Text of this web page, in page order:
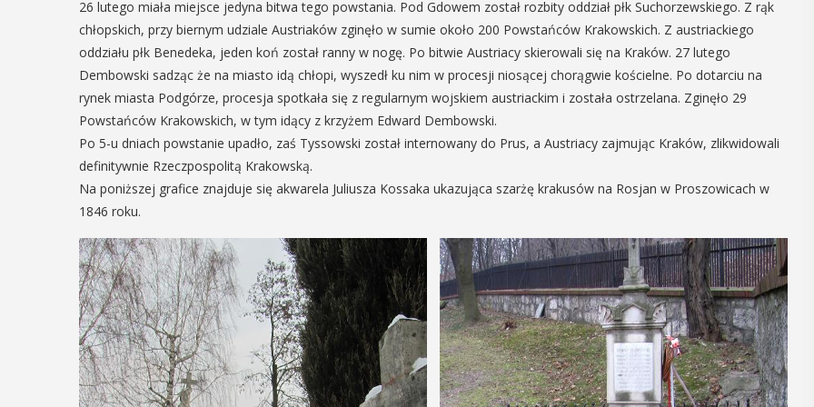
26 lutego miała miejsce jedyna bitwa tego powstania. Pod Gdowem został rozbity oddział płk Suchorzewskiego. Z rąk
chłopskich, przy biernym udziale Austriaków zginęło w sumie około 200 Powstańców Krakowskich. Z austriackiego
oddziału płk Benedeka, jeden koń został ranny w nogę. Po bitwie Austriacy skierowali się na Kraków. 27 lutego
Dembowski sadząc że na miasto idą chłopi, wyszedł ku nim w procesji niosącej chorągwie kościelne. Po dotarciu na
rynek miasta Podgórze, procesja spotkała się z regularnym wojskiem austriackim i została ostrzelana. Zginęło 29
Powstańców Krakowskich, w tym idący z krzyżem Edward Dembowski.
Po 5-u dniach powstanie upadło, zaś Tyssowski został internowany do Prus, a Austriacy zajmując Kraków, zlikwidowali
definitywnie Rzeczpospolitą Krakowską.
Na poniższej grafice znajduje się akwarela Juliusza Kossaka ukazująca szarżę krakusów na Rosjan w Proszowicach w
1846 roku.
z
Międzynarodowe
Spotkania z Folklorem
w dniach 13–20 lipca.
festiwalu jest Gmina
wspierana przez Myślenicki
29
SIERPIEŃ
08:00 - 18:00
V Turniej
Myślimira.
Mieszczanie i
rzemieślnicy
W ostatni weekend wakacji, czyli 29-30
sierpnia w Myślenicach odbędzie się
piąta edycja Turnieju Myślimira.
Wydarzenie organizowane przez
Muzeum Niepodległości w Myślenicach
05 MAJ
12:00
Obchody Dnia
Intelektualną
Obchody Dnia Godności Osób z
Niepełnosprawnością Intelektualną,
który przypada 5 maja, w Myślenicach
rozpoczną się tradycyjnie od Przejazdu
Godności. Organizatorom tego
wydarzenia, czyli myślenickie koło ...